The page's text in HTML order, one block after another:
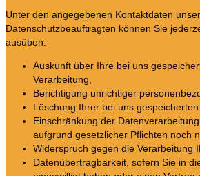
Unter den angegebenen Kontaktdaten
Datenschutzbeauftragten können Sie
ausüben:
Auskunft über Ihre bei uns
Verarbeitung,
Berichtigung unrichtiger
Löschung Ihrer bei uns gespeicherten
Einschränkung der
aufgrund gesetzlicher Pflichten noch
Widerspruch gegen die Verarbeitung
Datenübertragbarkeit, sofern Sie in